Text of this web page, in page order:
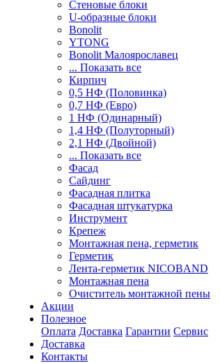
Стеновые блоки
U-образные блоки
Bonolit
YTONG
Bonolit Малоярославец
... Показать все
Кирпич
0,5 НФ (Половинка)
0,7 НФ (Евро)
1 НФ (Одинарный)
1,4 НФ (Полуторный)
2,1 НФ (Двойной)
... Показать все
Фасад
Сайдинг
Фасадная плитка
Фасадная штукатурка
Инструмент
Крепеж
Монтажная пена, герметик
Герметик
Лента-герметик NICOBAND
Монтажная пена
Очиститель монтажной пены
Акции
Полезное
Оплата Доставка Гарантии Сервис
Доставка
Контакты